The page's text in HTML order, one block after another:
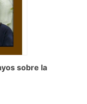
sobre la